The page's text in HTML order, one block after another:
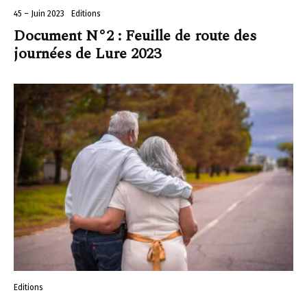
45 – Juin 2023 Editions
Document N°2 : Feuille de route des
journées de Lure 2023
Editions